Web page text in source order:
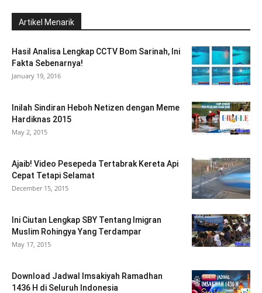
Artikel Menarik
Hasil Analisa Lengkap CCTV Bom Sarinah, Ini
Fakta Sebenarnya!
January 19, 2016
Inilah Sindiran Heboh Netizen dengan Meme
Hardiknas 2015
May 2, 2015
Ajaib! Video Pesepeda Tertabrak Kereta Api
Cepat Tetapi Selamat
December 15, 2015
Ini Ciutan Lengkap SBY Tentang Imigran
Muslim Rohingya Yang Terdampar
May 17, 2015
Download Jadwal Imsakiyah Ramadhan
1436 H di Seluruh Indonesia